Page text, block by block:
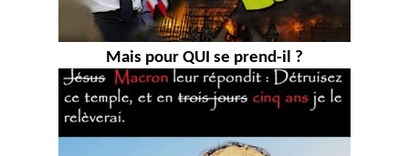
Mais pour QUI se prend-il ?